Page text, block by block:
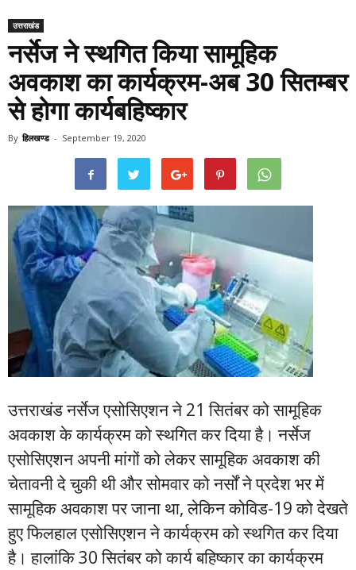
उत्तराखंड
नर्सेज ने स्थगित किया सामूहिक
अवकाश का कार्यक्रम-अब 30 सितम्बर
से होगा कार्यबहिष्कार
By हिलखण्ड - September 19, 2020
उत्तराखंड नर्सेज एसोसिएशन ने 21 सितंबर को सामूहिक
अवकाश के कार्यक्रम को स्थगित कर दिया है। नर्सेज
एसोसिएशन अपनी मांगों को लेकर सामूहिक अवकाश की
चेतावनी दे चुकी थी और सोमवार को नर्सों ने प्रदेश भर में
सामूहिक अवकाश पर जाना था, लेकिन कोविड-19 को देखते
हुए फिलहाल एसोसिएशन ने कार्यक्रम को स्थगित कर दिया
है। हालांकि 30 सितंबर को कार्य बहिष्कार का कार्यक्रम